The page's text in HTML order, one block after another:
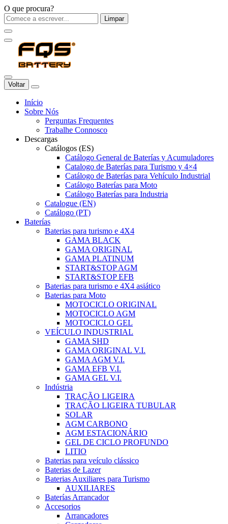
O que procura?
Limpar
Voltar
Início
Sobre Nós
Perguntas Frequentes
Trabalhe Connosco
Descargas
Catálogos (ES)
Catálogo General de Baterías y Acumuladores
Catalogo de Baterías para Turismo y 4×4
Catálogo de Baterías para Vehículo Industrial
Catálogo Baterías para Moto
Catálogo Baterías para Industria
Catalogue (EN)
Catálogo (PT)
Baterías
Baterias para turismo e 4X4
GAMA BLACK
GAMA ORIGINAL
GAMA PLATINUM
START&STOP AGM
START&STOP EFB
Baterias para turismo e 4X4 asiático
Baterias para Moto
MOTOCICLO ORIGINAL
MOTOCICLO AGM
MOTOCICLO GEL
VEÍCULO INDUSTRIAL
GAMA SHD
GAMA ORIGINAL V.I.
GAMA AGM V.I.
GAMA EFB V.I.
GAMA GEL V.I.
Indústria
TRAÇÃO LIGEIRA
TRAÇÃO LIGEIRA TUBULAR
SOLAR
AGM CARBONO
AGM ESTACIONÁRIO
GEL DE CICLO PROFUNDO
LITIO
Baterias para veículo clássico
Baterias de Lazer
Baterias Auxiliares para Turismo
AUXILIARES
Baterías Arrancador
Accesorios
Arrancadores